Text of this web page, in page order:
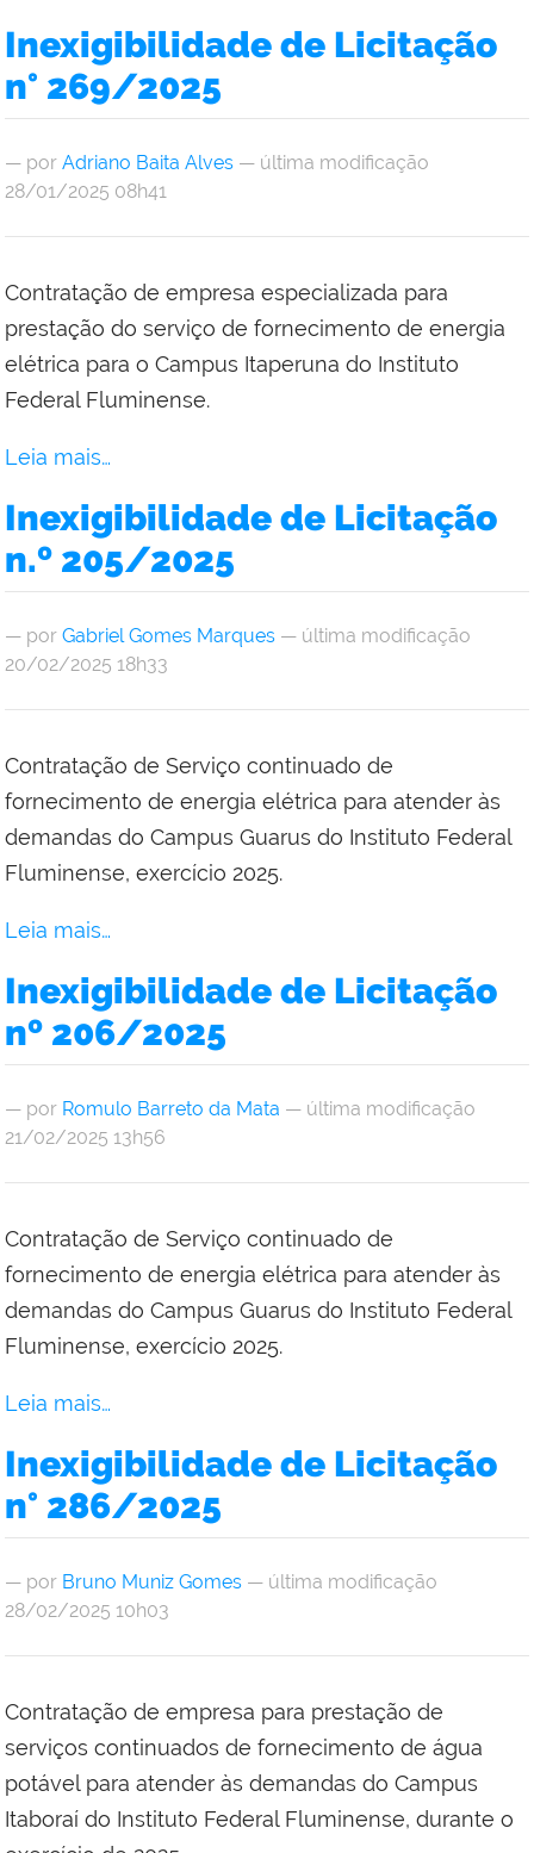
Inexigibilidade de Licitação
n° 269/2025
— por Adriano Baita Alves — última modificação
28/01/2025 08h41
Contratação de empresa especializada para
prestação do serviço de fornecimento de energia
elétrica para o Campus Itaperuna do Instituto
Federal Fluminense.
Leia mais…
Inexigibilidade de Licitação
n.º 205/2025
— por Gabriel Gomes Marques — última modificação
20/02/2025 18h33
Contratação de Serviço continuado de
fornecimento de energia elétrica para atender às
demandas do Campus Guarus do Instituto Federal
Fluminense, exercício 2025.
Leia mais…
Inexigibilidade de Licitação
nº 206/2025
— por Romulo Barreto da Mata — última modificação
21/02/2025 13h56
Contratação de Serviço continuado de
fornecimento de energia elétrica para atender às
demandas do Campus Guarus do Instituto Federal
Fluminense, exercício 2025.
Leia mais…
Inexigibilidade de Licitação
n° 286/2025
— por Bruno Muniz Gomes — última modificação
28/02/2025 10h03
Contratação de empresa para prestação de
serviços continuados de fornecimento de água
potável para atender às demandas do Campus
Itaboraí do Instituto Federal Fluminense, durante o